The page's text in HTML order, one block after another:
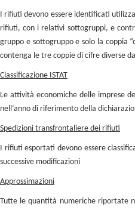
I rifiuti devono essere identificati
rifiuti, con i relativi sottogruppi, e
gruppo e sottogruppo e solo la coppia
contenga le tre coppie di cifre diverse
Classificazione ISTAT
Le attività economiche delle imprese
nell’anno di riferimento della
Spedizioni transfrontaliere dei rifiuti
I rifiuti esportati devono essere
successive modificazioni
Approssimazioni
Tutte le quantità numeriche riportate